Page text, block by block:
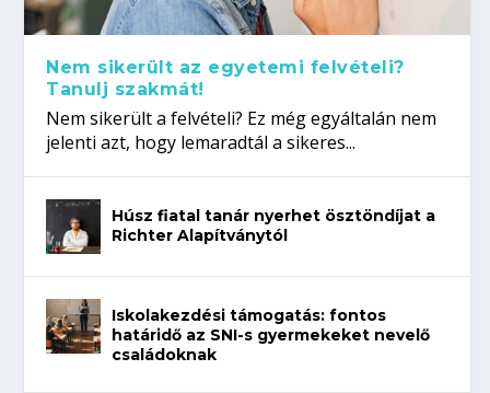
Nem sikerült az egyetemi felvételi?
Tanulj szakmát!
Nem sikerült a felvételi? Ez még egyáltalán nem
jelenti azt, hogy lemaradtál a sikeres...
Húsz fiatal tanár nyerhet ösztöndíjat a
Richter Alapítványtól
Iskolakezdési támogatás: fontos
határidő az SNI-s gyermekeket nevelő
családoknak